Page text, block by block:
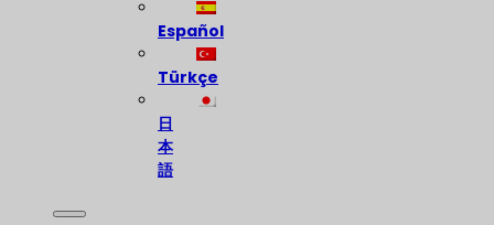
Español
Türkçe
日
本
語